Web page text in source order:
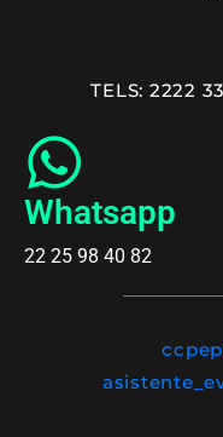
TELS: 2222
Whatsapp
22 25 98 40 82